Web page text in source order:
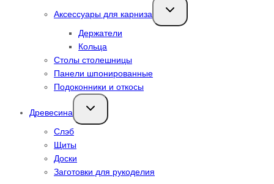
Аксессуары для карниза
Переключить
дочернее
Держатели
Кольца
Столы столешницы
Панели шпонированные
Подоконники и откосы
Древесина
Переключить
дочернее
Слэб
Щиты
Доски
Заготовки для рукоделия